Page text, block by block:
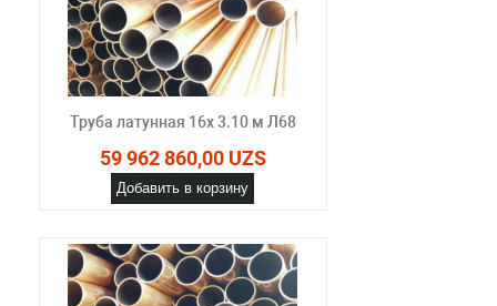
Труба латунная 16х 3.10 м Л68
59 962 860,00 UZS
Добавить в корзину